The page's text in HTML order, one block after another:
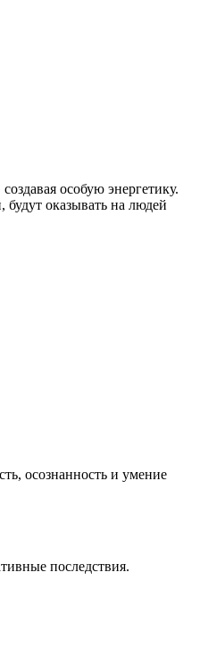
особую энергетику.
оказывать на людей
осознанность и умение
последствия.